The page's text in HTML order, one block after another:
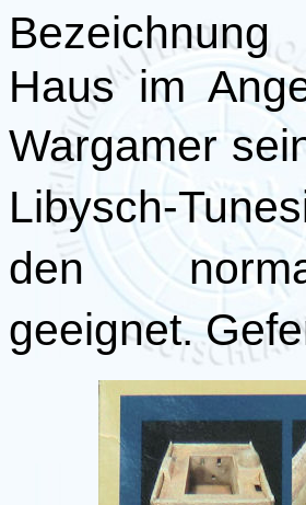
Haus im
Wargamer
Libysch-
den
geeignet.